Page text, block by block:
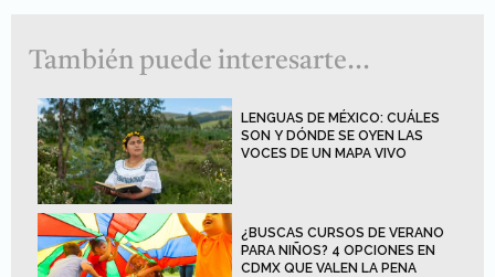
También puede interesarte...
LENGUAS DE MÉXICO: CUÁLES
SON Y DÓNDE SE OYEN LAS
VOCES DE UN MAPA VIVO
¿BUSCAS CURSOS DE VERANO
PARA NIÑOS? 4 OPCIONES EN
CDMX QUE VALEN LA PENA